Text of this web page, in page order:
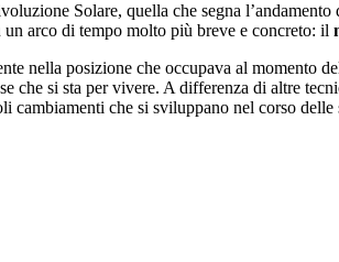
Solare, quella che segna
arco di tempo molto più breve e concreto: il
nella posizione che occupava al momento
che si sta per vivere. A differenza di altre
cambiamenti che si sviluppano nel corso